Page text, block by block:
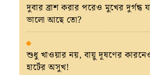
দুবার ব্রাশ করার পরেও মুখের দুর্গন্ধ
ভালো আছে তো?
শুধু খাওয়ার নয়, বায়ু দূষণের
হার্টের অসুখ!